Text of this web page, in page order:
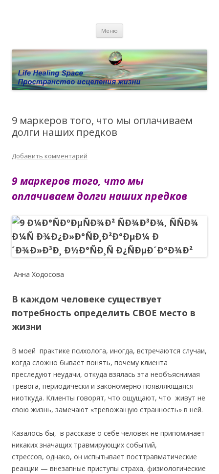
Личный сайт Елены Барымовой
исцелении воспоминанием и ренкарнационике. Услуги.
Меню
9 маркеров того, что мы оплачиваем
долги наших предков
Добавить комментарий
9 маркеров того, что мы
оплачиваем долги наших предков
Анна Ходосова
В каждом человеке существует
потребность определить СВОЕ место в
жизни
В моей практике психолога, иногда, встречаются случаи,
когда сложно бывает понять, почему клиента
преследуют неудачи, откуда взялась эта необъяснимая
тревога, периодически и закономерно появляющаяся
ниоткуда. Клиенты говорят, что ощущают, что живут не
свою жизнь, замечают «тревожащую странность» в ней.
Казалось бы, в рассказе о себе человек не припоминает
никаких значащих травмирующих событий,
стрессов, однако, он испытывает посттравматические
реакции — внезапные приступы страха, физиологические